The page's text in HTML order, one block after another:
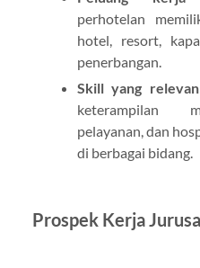
perhotelan
hotel, resort,
penerbangan.
Skill yang relevan
keterampilan
pelayanan, dan
di berbagai bidang.
Prospek Kerja